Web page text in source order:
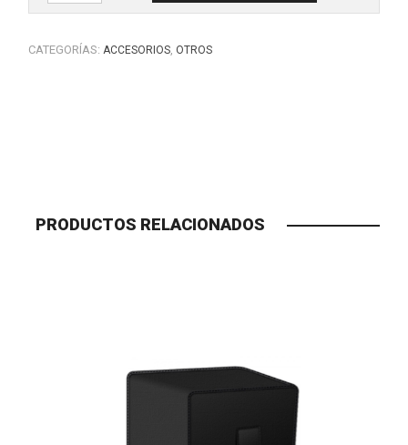
CATEGORÍAS: ACCESORIOS OTROS
PRODUCTOS RELACIONADOS